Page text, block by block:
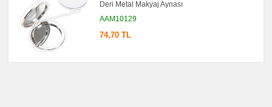
Deri Metal Makyaj Aynası
AAM10129
74,70 TL
Kalem
promosyon
Kalem
Seti
promosyon